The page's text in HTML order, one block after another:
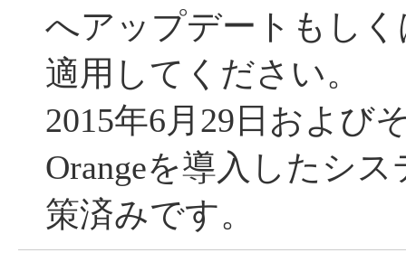
へアップデートもし
適用してください。
2015年6月29日および
Orangeを導入したシ
策済みです。